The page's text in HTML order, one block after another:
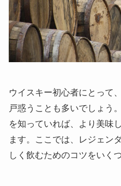
ウイスキー初心者にとって
戸惑うことも多いでしょう
を知っていれば、より美味
ます。ここでは、レジェン
しく飲むためのコツをいく